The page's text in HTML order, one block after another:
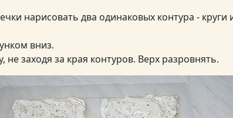
нарисовать два одинаковых контура - круги
вниз.
не заходя за края контуров. Верх разровнять.